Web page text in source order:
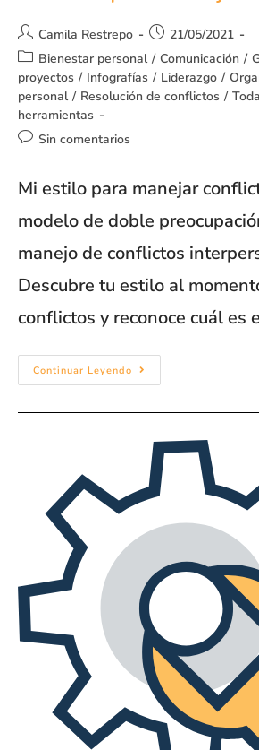
Camila Restrepo
21/05/2021
Bienestar personal / Comunicación /
proyectos / Infografías / Liderazgo /
personal / Resolución de conflictos /
herramientas
Sin comentarios
Mi estilo para manejar
modelo de doble
manejo de conflictos
Descubre tu estilo al
conflictos y reconoce cuál es
Continuar Leyendo